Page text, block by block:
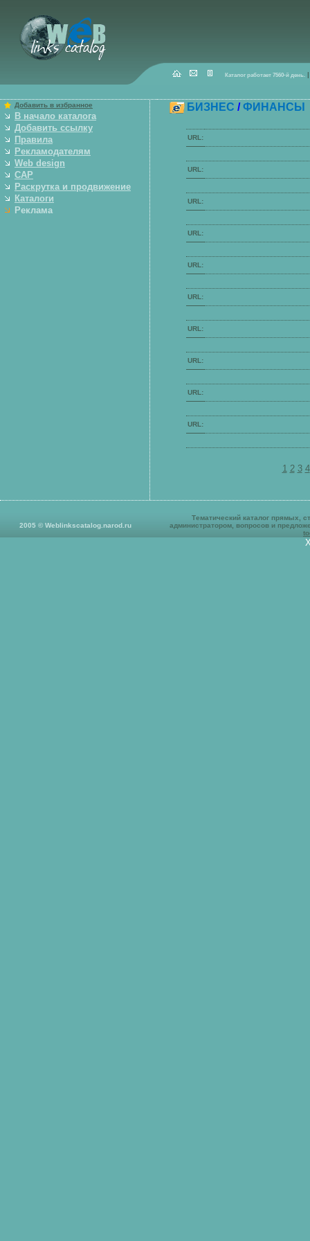
Каталог работает 7560-й день. |
Добавить в избранное
В начало каталога
Добавить ссылку
Правила
Рекламодателям
Web design
САР
Раскрутка и продвижение
Каталоги
Реклама
БИЗНЕС /ФИНАНСЫ
URL:
URL:
URL:
URL:
URL:
URL:
URL:
URL:
URL:
URL:
1 2 3 4
2005 © Weblinkscatalog.narod.ru
Тематический каталог прямых,
администратором, вопросов и